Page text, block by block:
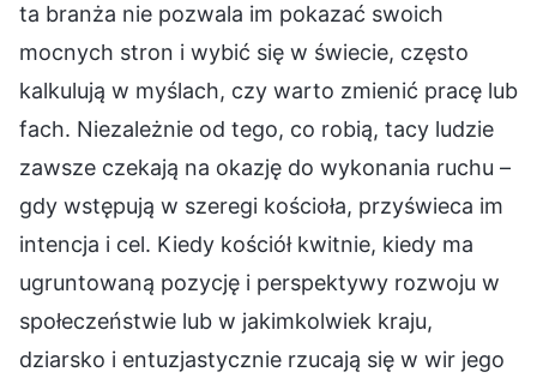
ta branża nie pozwala im pokazać swoich
mocnych stron i wybić się w świecie, często
kalkulują w myślach, czy warto zmienić pracę lub
fach. Niezależnie od tego, co robią, tacy ludzie
zawsze czekają na okazję do wykonania ruchu –
gdy wstępują w szeregi kościoła, przyświeca im
intencja i cel. Kiedy kościół kwitnie, kiedy ma
ugruntowaną pozycję i perspektywy rozwoju w
społeczeństwie lub w jakimkolwiek kraju,
dziarsko i entuzjastycznie rzucają się w wir jego